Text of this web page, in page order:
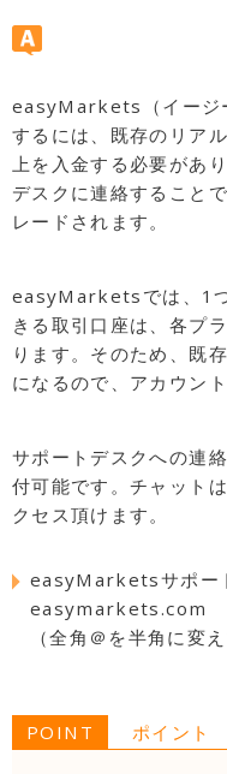
easyMarkets（イージ
するには、既存のリア
上を入金する必要があ
デスクに連絡すること
レードされます。
easyMarketsでは、1
きる取引口座は、各プ
ります。そのため、既
になるので、アカウン
サポートデスクへの連
付可能です。チャットは
クセス頂けます。
easyMarketsサポー
easymarkets.com
（全角＠を半角に変
POINT ポイント